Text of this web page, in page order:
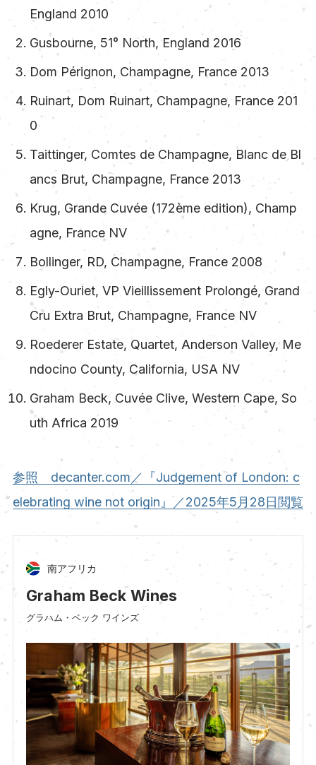
England 2010
Gusbourne, 51° North, England 2016
Dom Pérignon, Champagne, France 2013
Ruinart, Dom Ruinart, Champagne, France 201
0
Taittinger, Comtes de Champagne, Blanc de Bl
ancs Brut, Champagne, France 2013
Krug, Grande Cuvée (172ème edition), Champ
agne, France NV
Bollinger, RD, Champagne, France 2008
Egly-Ouriet, VP Vieillissement Prolongé, Grand
Cru Extra Brut, Champagne, France NV
Roederer Estate, Quartet, Anderson Valley, Me
ndocino County, California, USA NV
Graham Beck, Cuvée Clive, Western Cape, So
uth Africa 2019
参照 decanter.com／『Judgement of London: c
elebrating wine not origin』／2025年5月28日閲覧
南アフリカ
Graham Beck Wines
グラハム・ベック ワインズ